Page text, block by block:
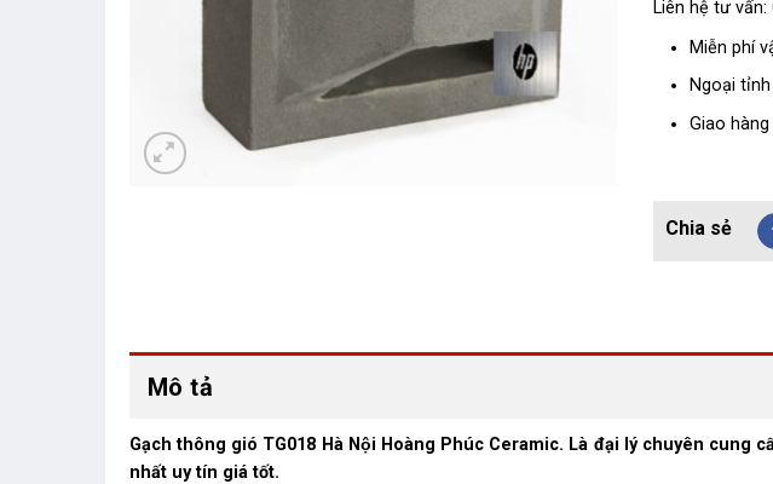
Liên hệ tư
Miễn phí
Ngoại
Giao
Mô tả
Gạch thông gió TG018 Hà Nội Hoàng Phúc Ceramic. Là đại lý chuyên cung
nhất uy tín giá tốt.